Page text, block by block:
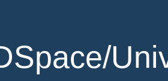
of california